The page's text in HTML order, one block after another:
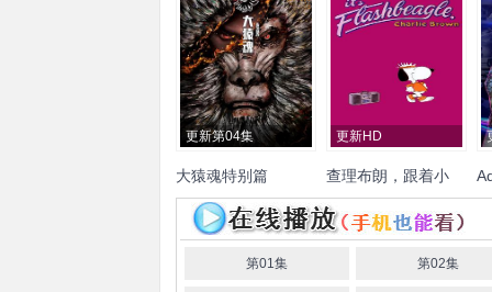
更新第04集
大猿魂特别篇
更新HD
查理布朗，跟着小
猎犬一起来热舞
吧！
斯泰西·弗格森 Gary
Goren Gini Holtzman
布雷特·约
第01集 第02集